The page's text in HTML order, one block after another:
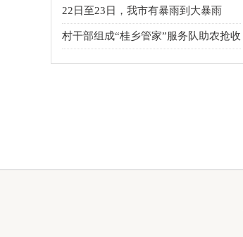
22日至23日，我市有暴雨到大暴雨
村干部组成“桂乡管家”服务队助农抢收